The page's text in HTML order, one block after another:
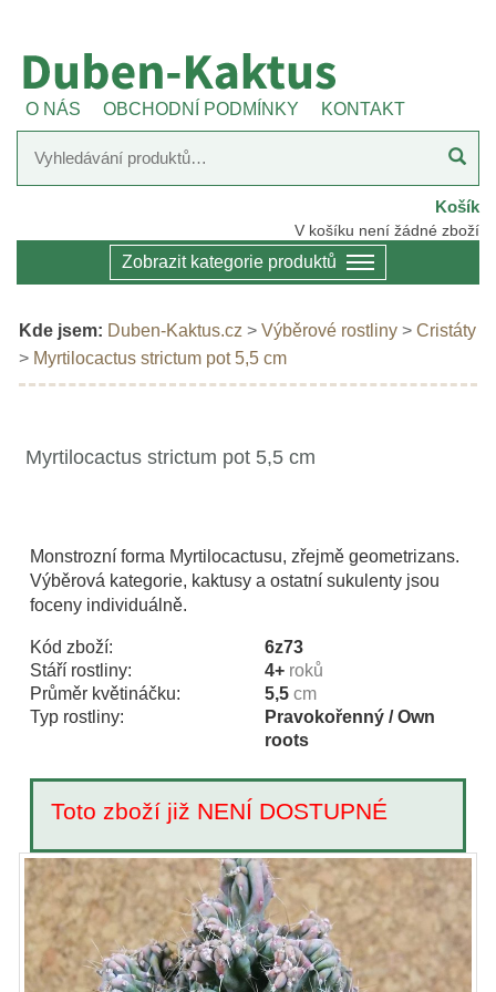
O NÁS OBCHODNÍ PODMÍNKY KONTAKT
Košík
V košíku není žádné zboží
Zobrazit kategorie produktů
Kde jsem: Duben-Kaktus.cz > Výběrové rostliny > Cristáty
> Myrtilocactus strictum pot 5,5 cm
Myrtilocactus strictum pot 5,5 cm
Monstrozní forma Myrtilocactusu, zřejmě geometrizans.
Výběrová kategorie, kaktusy a ostatní sukulenty jsou
foceny individuálně.
Kód zboží:
6z73
Stáří rostliny:
4+ roků
Průměr květináčku:
5,5 cm
Typ rostliny:
Pravokořenný / Own
roots
Toto zboží již NENÍ DOSTUPNÉ